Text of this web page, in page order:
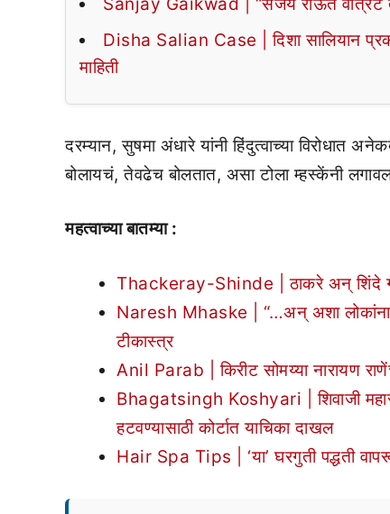
Disha Salian Case | दिशा सालियान
माहिती
दरम्यान, सुषमा अंधारे यांनी हिंदुत्वाच्या विरोधात
बोलायचं, तेवढेच बोलतात, असा टोला म्हस्केंनी
महत्वाच्या बातम्या :
Thackeray-Shinde | ठाकरे अन् शिंदे गट
Naresh Mhaske | “…अन् अशा लोकांना
टीकास्त्र
Anil Parab | किरीट सोमय्या नारायण
Bhagatsingh Koshyari | शिवाजी
हटवण्यासाठी कोर्टात याचिका दाखल
Hair Spa Tips | ‘या’ घरगुती पद्धती